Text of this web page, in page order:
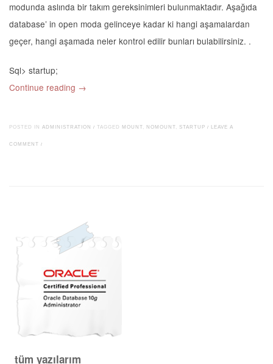
modunda aslında bir takım gereksinimleri bulunmaktadır. Aşağıda
database’ in open moda gelinceye kadar ki hangi aşamalardan
geçer, hangi aşamada neler kontrol edilir bunları bulabilirsiniz. .
Sql> startup;
Continue reading →
POSTED IN ADMINISTRATION / TAGGED MOUNT NOMOUNT STARTUP / LEAVE A
COMMENT /
tüm yazılarım